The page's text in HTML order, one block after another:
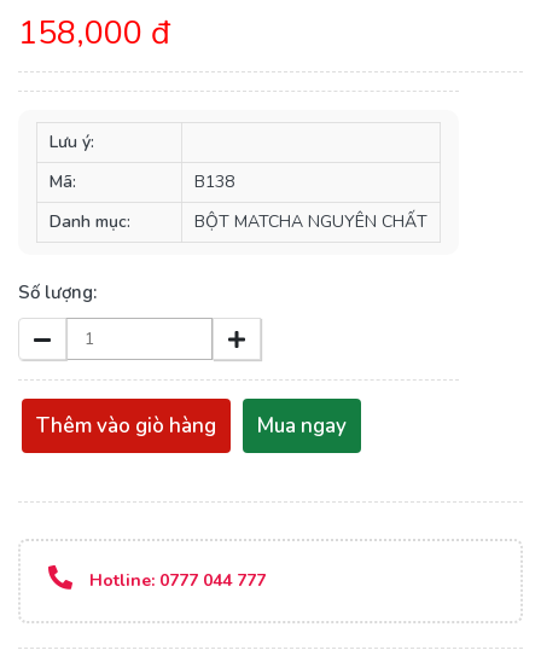
158,000 đ
Lưu ý:
Mã:
B138
Danh mục:
BỘT MATCHA NGUYÊN CHẤT
Số lượng:
Thêm vào giò hàng Mua ngay
Hotline: 0777 044 777